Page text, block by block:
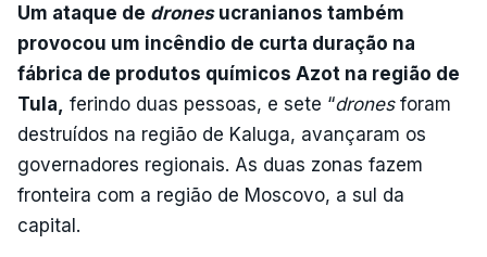
Um ataque de drones ucranianos também
provocou um incêndio de curta duração na
fábrica de produtos químicos Azot na região de
Tula, ferindo duas pessoas, e sete “drones foram
destruídos na região de Kaluga, avançaram os
governadores regionais. As duas zonas fazem
fronteira com a região de Moscovo, a sul da
capital.